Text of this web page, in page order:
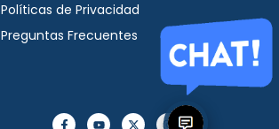
Políticas de Privacidad
Preguntas Frecuentes